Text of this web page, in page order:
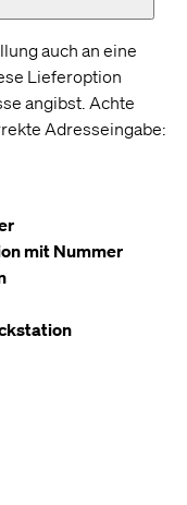
auch an eine
Lieferoption
angibst. Achte
Adresseingabe:
mit Nummer